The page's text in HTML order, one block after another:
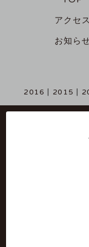
アクセス
お知ら
2016 2015